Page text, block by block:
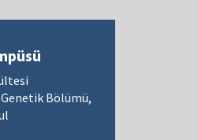
Bölümü,